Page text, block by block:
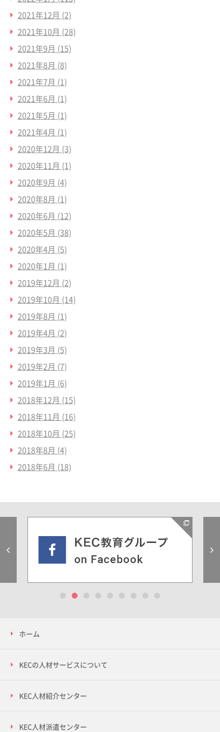
2021年12月 (2)
2021年10月 (28)
2021年9月 (15)
2021年8月 (8)
2021年7月 (1)
2021年6月 (1)
2021年5月 (1)
2021年4月 (1)
2020年12月 (3)
2020年11月 (1)
2020年9月 (4)
2020年8月 (1)
2020年6月 (12)
2020年5月 (38)
2020年4月 (5)
2020年1月 (1)
2019年12月 (2)
2019年10月 (14)
2019年8月 (1)
2019年4月 (2)
2019年3月 (5)
2019年2月 (7)
2019年1月 (6)
2018年12月 (15)
2018年11月 (16)
2018年10月 (25)
2018年8月 (4)
2018年6月 (18)
ホーム
KECの人材サービスについて
KEC人材紹介センター
KEC人材派遣センター